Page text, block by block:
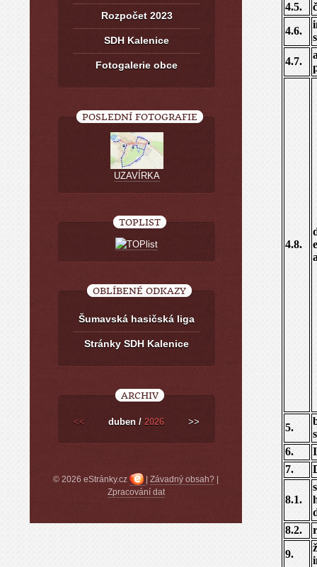
4.5.
4.6.
4.7.
4.8.
5.
6.
7.
8.1.
8.2.
9.
Rozpočet 2023
SDH Kalenice
Fotogalerie obce
POSLEDNÍ FOTOGRAFIE
UZAVÍRKA
TOPLIST
OBLÍBENÉ ODKAZY
Šumavská hasičská liga
Stránky SDH Kalenice
ARCHIV
<< duben / 2026 >>
© 2026 eStránky.cz Závadný obsah?
Zpracování dat